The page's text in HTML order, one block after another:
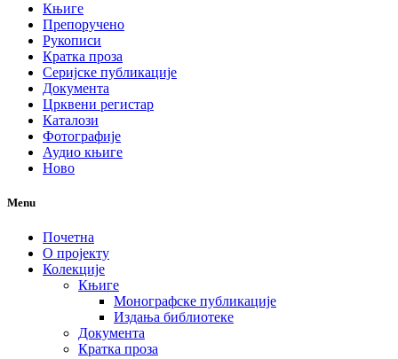
Књиге
Препоручено
Рукописи
Кратка проза
Серијске публикације
Документа
Црквени регистар
Каталози
Фотографије
Аудио књиге
Ново
Menu
Почетна
О пројекту
Колекције
Књиге
Монографске публикације
Издања библиотеке
Документа
Кратка проза